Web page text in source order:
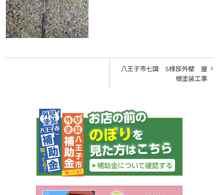
八王子市七国 S様邸外壁 屋
根塗装工事